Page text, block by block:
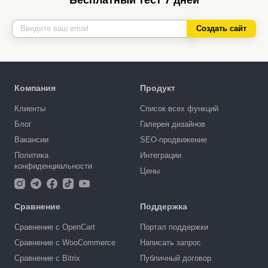
Создать сайт
Компания
Клиенты
Блог
Вакансии
Политика
конфиденциальности
Продукт
Список всех функций
Галерея дизайнов
SEO-продвижение
Интеграции
Цены
Сравнение
Сравнение с OpenCart
Сравнение с WooCommerce
Сравнение с Bitrix
Поддержка
Портал поддержки
Написать запрос
Публичный договор